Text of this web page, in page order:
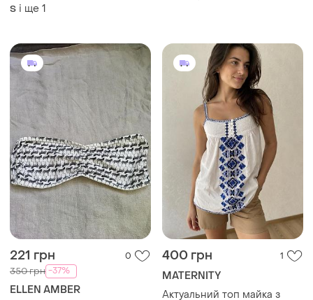
Завантажуйте додаток
Купуйте речі і спілкуйтесь у будь-якому місці
Як це працює?
Україна, 02121, місто Київ, Харківське шосе, будинок
201-203, літера 4Г
Політика конфіденційності
Договір-оферта
Контакти